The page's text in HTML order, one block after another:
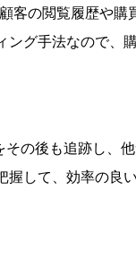
客の閲覧履歴や購
グ手法なので、
の後も追跡し
握して、効率の良